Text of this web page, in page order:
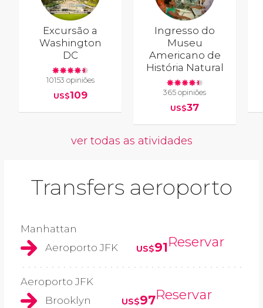
Excursão a
Washington
DC
10153 opiniões
US$109
Ingresso do
Museu
Americano de
História Natural
365 opiniões
US$37
ver todas as atividades
Transfers aeroporto
Manhattan
Aeroporto JFK
US$91Reservar
Aeroporto JFK
Brooklyn
US$97Reservar